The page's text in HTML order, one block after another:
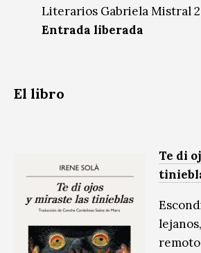
Literarios Gabriela Mistral
Entrada liberada
El libro
Te di